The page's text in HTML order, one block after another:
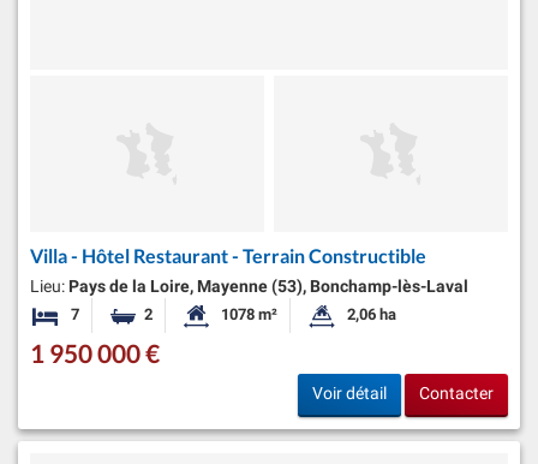
Villa - Hôtel Restaurant - Terrain Constructible
Lieu: Pays de la Loire, Mayenne (53), Bonchamp-lès-Laval
7 Chambres
2 Salles de bainsSurface habitable:
1078 m² Superficie du terrain:
2,06 ha
1 950 000 €
Voir détail Contacter